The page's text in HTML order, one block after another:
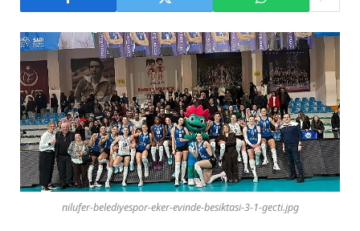
nilufer-belediyespor-eker-evinde-besiktasi-3-1-gecti.jpg